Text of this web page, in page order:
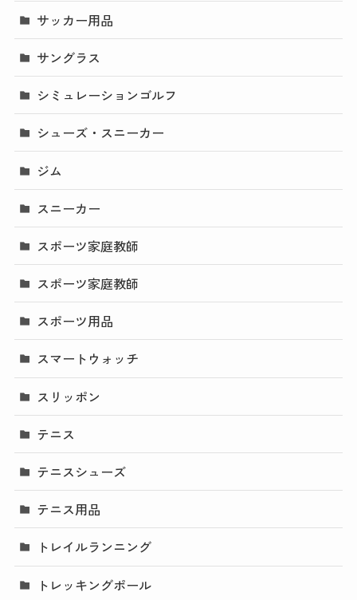
サッカー用品
サングラス
シミュレーションゴルフ
シューズ・スニーカー
ジム
スニーカー
スポーツ家庭教師
スポーツ家庭教師
スポーツ用品
スマートウォッチ
スリッポン
テニス
テニスシューズ
テニス用品
トレイルランニング
トレッキングポール